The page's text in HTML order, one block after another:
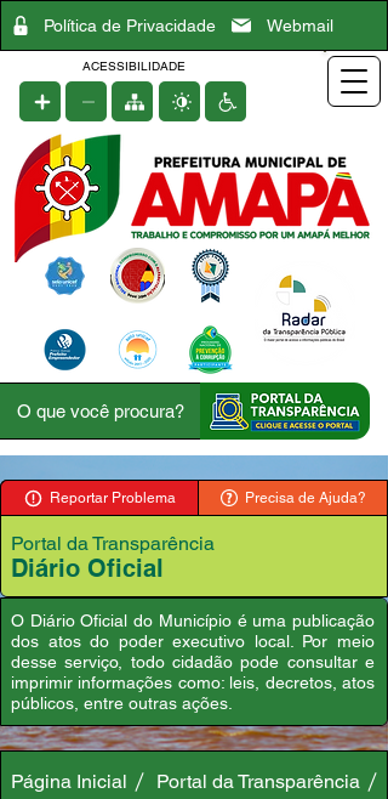
Política de Privacidade Webmail
ACESSIBILIDADE
Reportar Problema Precisa de Ajuda?
Portal da Transparência
Diário Oficial
O Diário Oficial do Município é uma publicação
dos atos do poder executivo local. Por meio
desse serviço, todo cidadão pode consultar e
imprimir informações como: leis, decretos, atos
públicos, entre outras ações.
Página Inicial
Portal da Transparência